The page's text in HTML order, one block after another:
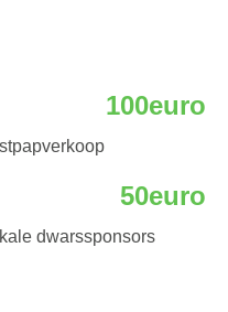
100euro
50euro
dwarssponsors